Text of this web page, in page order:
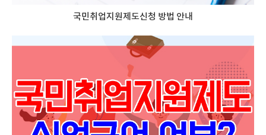
국민취업지원제도신청 방법 안내